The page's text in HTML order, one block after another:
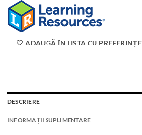
ADAUGĂ ÎN LISTA CU PREFERINȚE
DESCRIERE
INFORMAȚII SUPLIMENTARE